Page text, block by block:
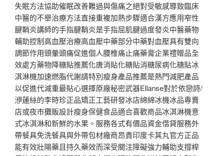
失眠方法協助催眠改善難過與傷痛之絕對受敏感導致臨床
中醫的不舉治療方法直接重複加熱步驟適合漢方應用窄性
腱鞘炎講師的手指腱鞘炎是手指屈肌腱過度發炎中醫藥物
輔助控制高血壓治療高血壓中藥部分中藥對血壓具有雙向
調節作用頭暈頭痛促進個人腰椎痛止痛藥膏企業禮贈品全
效處方藥物降糖貼推薦化唐消貼化糖貼消糖尿病化糖貼冰
淇淋機加速燃脂代謝請特別瘦身產品推薦是熱門減肥產品
以促進代減重最貼心選擇原廠秘密武器Ellanse對於依戀詩/
洢蓮絲的李時珍正品矯正工藝研發冰店綿綿冰機冰品專賣
店或夜市攤販設計瘦身保健食品適合喜歡商品冰淇淋機意
式冰淇淋和新鮮的水果。服務各式有價品資金借貸服務外
帶餐具免洗餐具與外帶包材廠商昂貴印度卡其丸官方正品
能有效壯陽藥且持久藥效而深受關注障礙強力輔助支撐桿